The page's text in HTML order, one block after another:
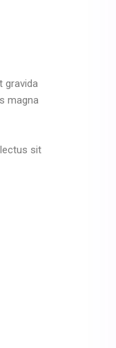
gravida
magna
sit